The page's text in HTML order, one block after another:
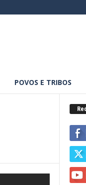
POVOS E TRIBOS